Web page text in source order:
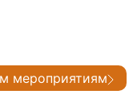
мероприятиям